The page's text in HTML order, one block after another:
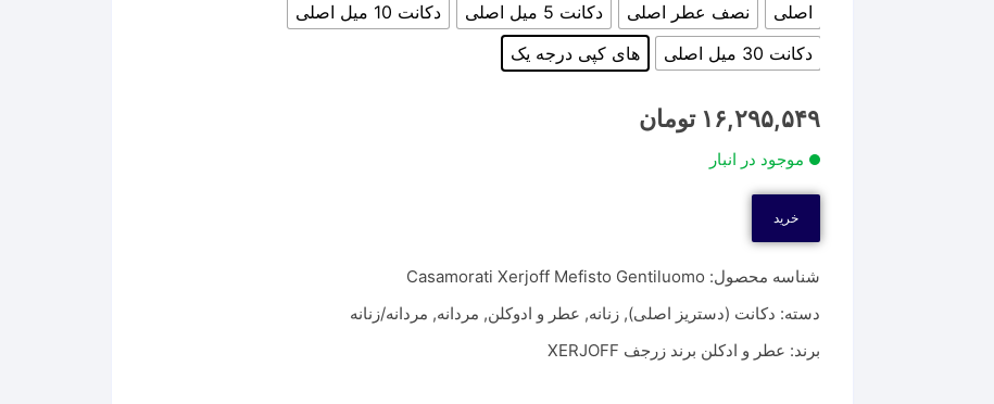
اصلی نصف عطر اصلی دکانت 5 میل اصلی
دکانت 10 میل اصلی
دکانت 30 میل اصلی
های کپی درجه یک
۱۶,۲۹۵,۵۴۹ تومان
موجود در انبار
خرید
شناسه محصول: Casamorati Xerjoff Mefisto Gentiluomo
دسته: دکانت (دستریز اصلی), زنانه, عطر و ادوکلن, مردانه, مردانه/زنانه
برند: عطر و ادکلن برند زرجف XERJOFF